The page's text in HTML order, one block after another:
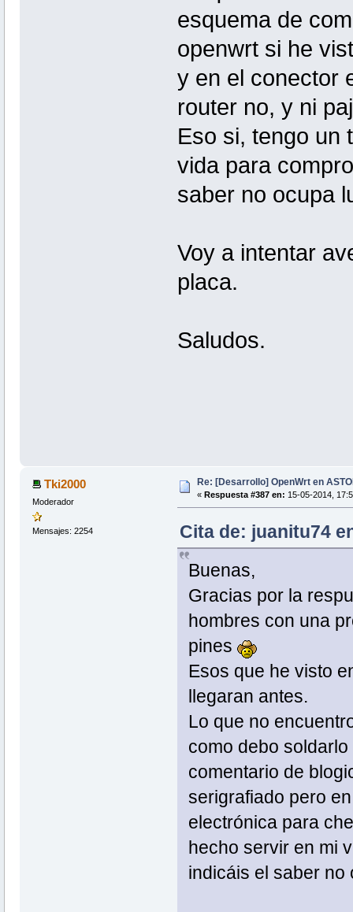
esquema de
openwrt si he
y en el conector
router no, y ni
Eso si, tengo un
vida para
saber no ocupa
Voy a intentar
placa.
Saludos.
Tki2000
Moderador
Mensajes: 2254
Re: [Desarrollo] OpenWrt en
« Respuesta #387 en: 15-05-2014,
Cita de: juanitu74
Buenas,
Gracias por la
hombres con una
pines
Esos que he visto
llegaran antes.
Lo que no
como debo
comentario de
serigrafiado pero
electrónica para
hecho servir en mi
indicáis el saber no